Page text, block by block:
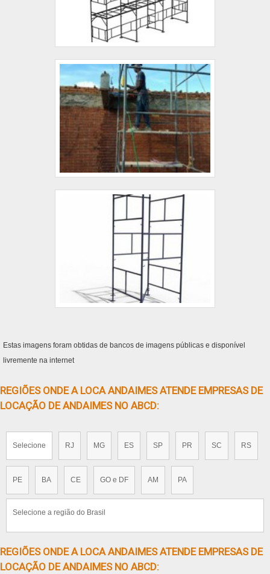
Estas imagens foram obtidas de bancos de imagens públicas e disponível
livremente na internet
REGIÕES ONDE A LOCA ANDAIMES ATENDE EMPRESAS DE
LOCAÇÃO DE ANDAIMES NO ABCD:
Selecione RJ MG ES SP PR SC RS
PE BA CE GO e DF AM PA
Selecione a região do Brasil
REGIÕES ONDE A LOCA ANDAIMES ATENDE EMPRESAS DE
LOCAÇÃO DE ANDAIMES NO ABCD: